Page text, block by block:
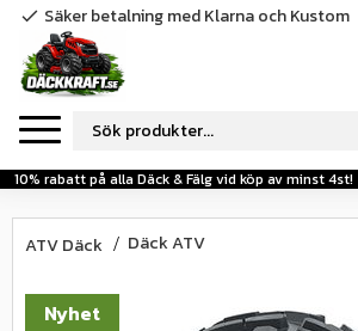
Meny
10% rabatt på alla Däck & Fälg vid köp av minst 4st!
check Säker betalning med Klarna och Kustom
ATV Däck Däck ATV
Nyhet